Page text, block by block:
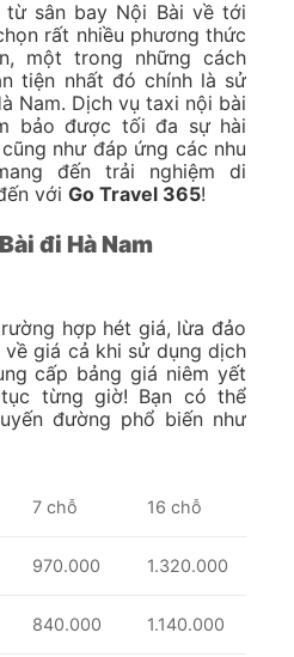
sân bay Nội Bài về tới
rất nhiều phương thức
một trong những cách
tiện nhất đó chính là sử
Nam. Dịch vụ taxi nội bài
bảo được tối đa sự hài
như đáp ứng các nhu
đến trải nghiệm di
với Go Travel 365!
đi Hà Nam
hợp hét giá, lừa đảo
giá cả khi sử dụng dịch
cấp bảng giá niêm yết
từng giờ! Bạn có thể
đường phổ biến như
7 chỗ 16 chỗ
970.000 1.320.000
840.000 1.140.000